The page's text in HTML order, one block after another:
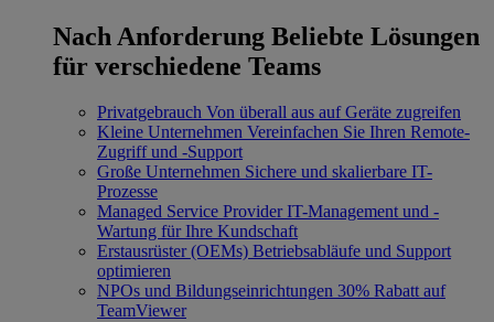
Nach Anforderung Beliebte Lösungen
für verschiedene Teams
Privatgebrauch Von überall aus auf Geräte zugreifen
Kleine Unternehmen Vereinfachen Sie Ihren Remote-
Zugriff und -Support
Große Unternehmen Sichere und skalierbare IT-
Prozesse
Managed Service Provider IT-Management und -
Wartung für Ihre Kundschaft
Erstausrüster (OEMs) Betriebsabläufe und Support
optimieren
NPOs und Bildungseinrichtungen 30% Rabatt auf
TeamViewer